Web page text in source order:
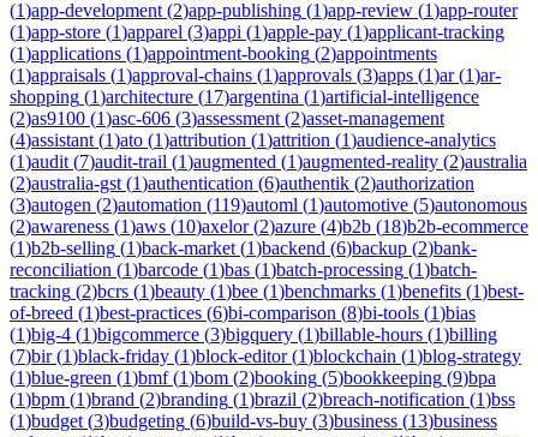
(1)app-development (2)app-publishing (1)app-review (1)app-router
(1)app-store (1)apparel (3)appi (1)apple-pay (1)applicant-tracking
(1)applications (1)appointment-booking (2)appointments
(1)appraisals (1)approval-chains (1)approvals (3)apps (1)ar(1)ar-
shopping (1)architecture (17)argentina (1)artificial-intelligence
(2)as9100 (1)asc-606 (3)assessment (2)asset-management
(4)assistant (1)ato (1)attribution (1)attrition (1)audience-analytics
(1)audit (7)audit-trail (1)augmented (1)augmented-reality (2)australia
(2)australia-gst (1)authentication (6)authentik (2)authorization
(3)autogen (2)automation (119)automl (1)automotive (5)autonomous
(2)awareness (1)aws (10)axelor(2)azure (4)b2b (18)b2b-ecommerce
(1)b2b-selling (1)back-market (1)backend (6)backup (2)bank-
reconciliation (1)barcode (1)bas (1)batch-processing (1)batch-
tracking (2)bcrs (1)beauty (1)bee (1)benchmarks (1)benefits (1)best-
of-breed (1)best-practices (6)bi-comparison (8)bi-tools (1)bias
(1)big-4 (1)bigcommerce (3)bigquery (1)billable-hours (1)billing
(7)bir(1)black-friday (1)block-editor(1)blockchain (1)blog-strategy
(1)blue-green (1)bmf(1)bom (2)booking (5)bookkeeping (9)bpa
(1)bpm (1)brand (2)branding (1)brazil (2)breach-notification (1)bss
(1)budget (3)budgeting (6)build-vs-buy (3)business (13)business